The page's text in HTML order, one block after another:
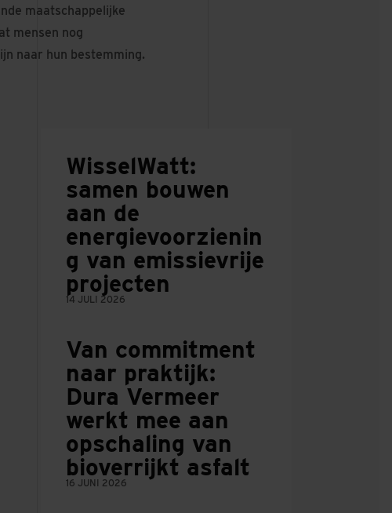
maatschappelijke
mensen nog
naar hun bestemming.
WisselWatt:
samen bouwen
aan de
energievoorzienin
g van emissievrije
projecten
14 JULI 2026
Van commitment
naar praktijk:
Dura Vermeer
werkt mee aan
opschaling van
bioverrijkt asfalt
16 JUNI 2026